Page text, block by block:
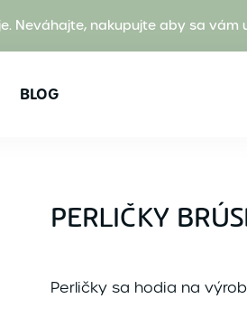
Neváhajte, nakupujte aby sa vám
BLOG
PERLIČKY
Perličky sa hodia na